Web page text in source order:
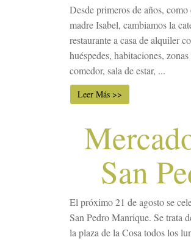
Desde primeros de años,
madre Isabel, cambiamos la
restaurante a casa de alquiler
huéspedes, habitaciones,
comedor, sala de estar, ...
Leer Más >>
San
El próximo 21 de agosto se
San Pedro Manrique. Se trata
la plaza de la Cosa todos los